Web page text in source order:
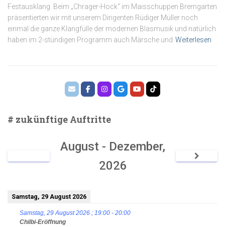
Festausklang. Beim „Chrager-Hock“ im Maisschuppen Bremgarten
präsentierten wir mit unserem Dirigenten Rüdiger Müller noch
einmal die ganze Klangfülle der modernen Blasmusik und natürlich
haben im 2-stündigen Programm auch Märsche und Weiterlesen
# zukünftige Auftritte
August - Dezember,
2026
Samstag, 29 August 2026
Samstag, 29 August 2026 ; 19:00 - 20:00
Chilbi-Eröffnung